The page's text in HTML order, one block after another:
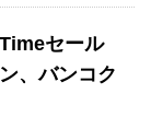
セール
、バンコク